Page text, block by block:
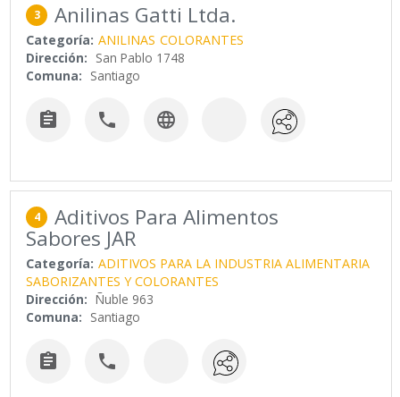
3 Anilinas Gatti Ltda.
Categoría: ANILINAS COLORANTES
Dirección: San Pablo 1748
Comuna: Santiago
  
4 Aditivos Para Alimentos
Sabores JAR
Categoría: ADITIVOS PARA LA INDUSTRIA ALIMENTARIA
SABORIZANTES Y COLORANTES
Dirección: Ñuble 963
Comuna: Santiago
 